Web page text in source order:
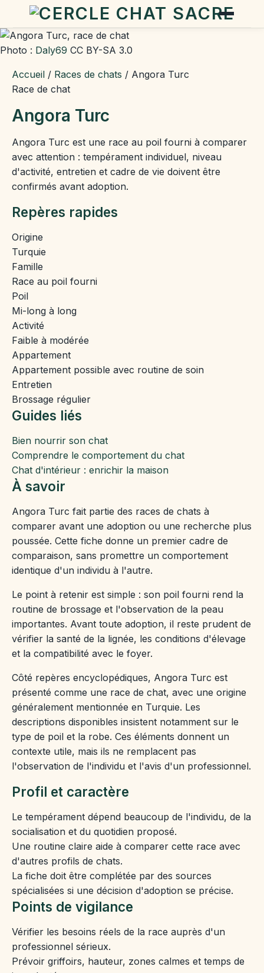
Photo : Daly69 CC BY-SA 3.0
Accueil / Races de chats / Angora Turc
Race de chat
Angora Turc
Angora Turc est une race au poil fourni à comparer
avec attention : tempérament individuel, niveau
d'activité, entretien et cadre de vie doivent être
confirmés avant adoption.
Repères rapides
Origine
Turquie
Famille
Race au poil fourni
Poil
Mi-long à long
Activité
Faible à modérée
Appartement
Appartement possible avec routine de soin
Entretien
Brossage régulier
Guides liés
Bien nourrir son chat
Comprendre le comportement du chat
Chat d'intérieur : enrichir la maison
À savoir
Angora Turc fait partie des races de chats à
comparer avant une adoption ou une recherche plus
poussée. Cette fiche donne un premier cadre de
comparaison, sans promettre un comportement
identique d'un individu à l'autre.
Le point à retenir est simple : son poil fourni rend la
routine de brossage et l'observation de la peau
importantes. Avant toute adoption, il reste prudent de
vérifier la santé de la lignée, les conditions d'élevage
et la compatibilité avec le foyer.
Côté repères encyclopédiques, Angora Turc est
présenté comme une race de chat, avec une origine
généralement mentionnée en Turquie. Les
descriptions disponibles insistent notamment sur le
type de poil et la robe. Ces éléments donnent un
contexte utile, mais ils ne remplacent pas
l'observation de l'individu et l'avis d'un professionnel.
Profil et caractère
Le tempérament dépend beaucoup de l'individu, de la
socialisation et du quotidien proposé.
Une routine claire aide à comparer cette race avec
d'autres profils de chats.
La fiche doit être complétée par des sources
spécialisées si une décision d'adoption se précise.
Points de vigilance
Vérifier les besoins réels de la race auprès d'un
professionnel sérieux.
Prévoir griffoirs, hauteur, zones calmes et temps de